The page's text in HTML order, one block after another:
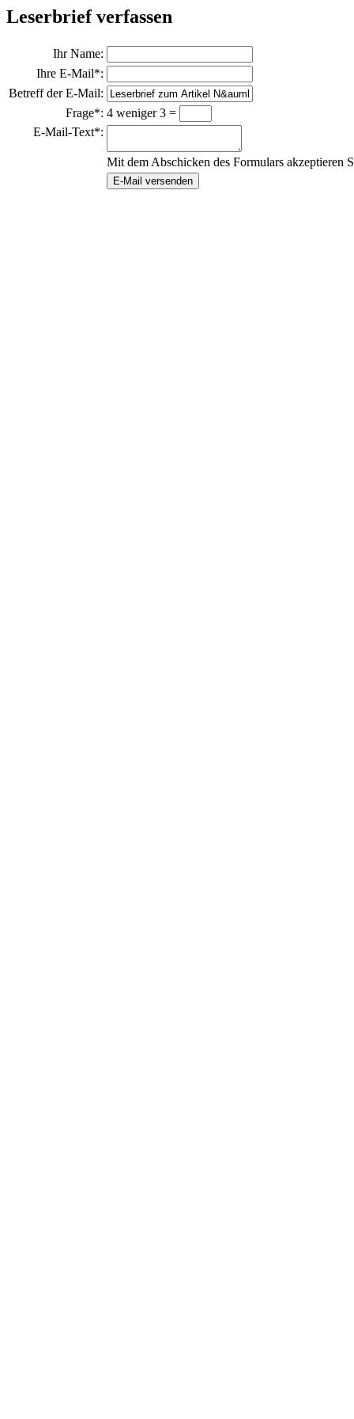
Leserbrief verfassen
Ihr Name:
Ihre E-Mail*:
Betreff der E-Mail:
Frage*: 4 weniger 3 =
E-Mail-Text*:
Mit dem Abschicken des Formulars akzeptieren
E-Mail versenden